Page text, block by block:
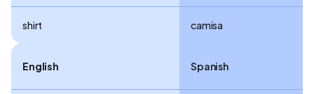
shirt camisa
English Spanish